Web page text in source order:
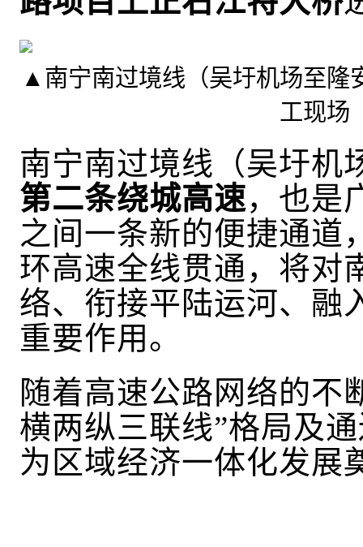
▲ 南宁南过境线（吴圩机场至隆
工现场
南宁南过境线（吴圩机
第二条绕城高速，也是
之间一条新的便捷通道
环高速全线贯通，将对
络、衔接平陆运河、融
重要作用。
随着高速公路网络的不
横两纵三联线”格局及
为区域经济一体化发展